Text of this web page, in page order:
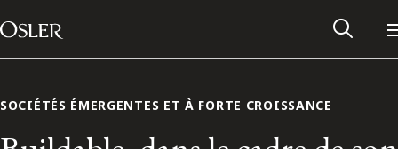
Passer au contenu
Main Navigation
SOCIÉTÉS ÉMERGENTES ET À FORTE CROISSANCE